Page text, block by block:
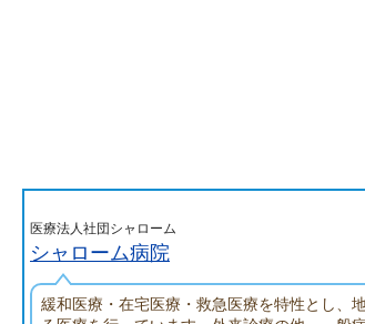
医療法人社団シャローム
シャローム病院
緩和医療・在宅医療・救急医療を特性とし